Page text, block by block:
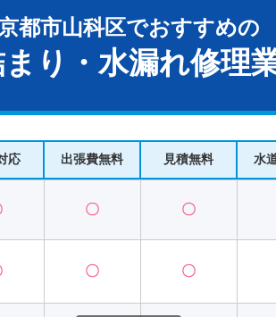
都市山科区でおすすめの
まり・水漏れ修理
応 出張費無料 見積無料 水
〇 〇
〇 〇